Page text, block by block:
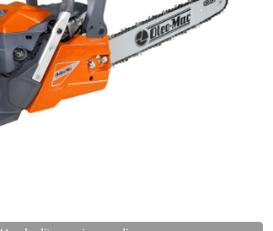
Varie
News